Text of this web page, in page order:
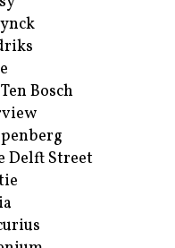
Bosch
Delft Street